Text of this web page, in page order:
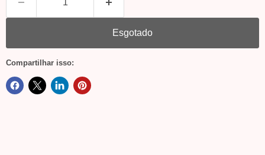
Esgotado
Compartilhar isso: